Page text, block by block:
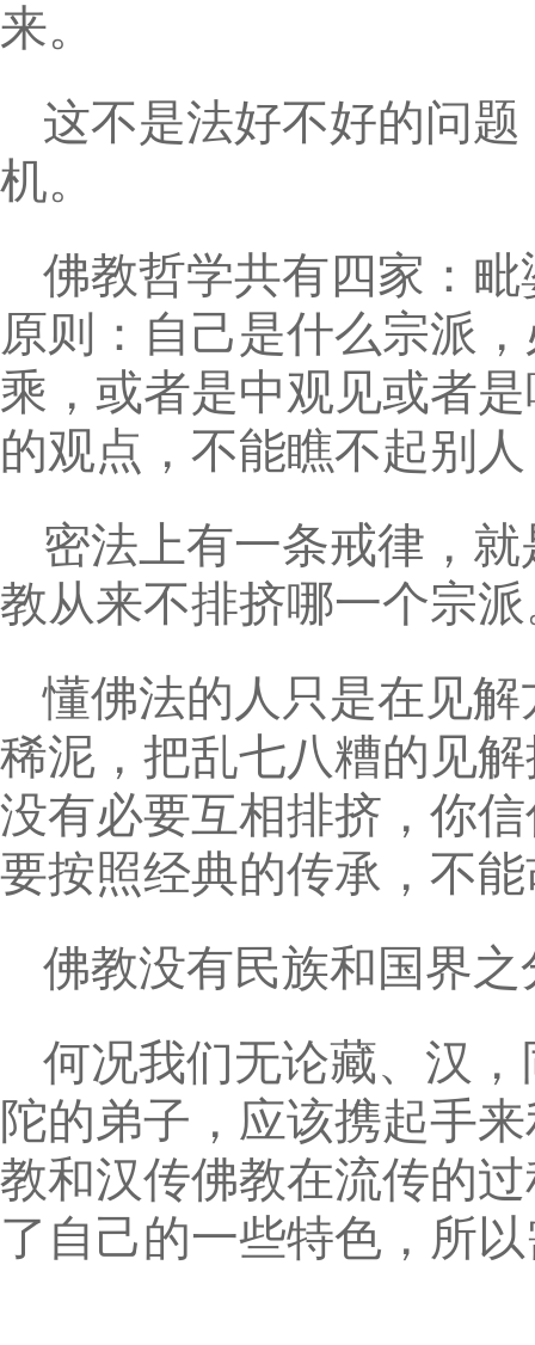
来。
这不是法好不好的问
机。
佛教哲学共有四家：
原则：自己是什么宗派
乘，或者是中观见或者
的观点，不能瞧不起别
密法上有一条戒律，
教从来不排挤哪一个宗
懂佛法的人只是在见
稀泥，把乱七八糟的见
没有必要互相排挤，你
要按照经典的传承，不
佛教没有民族和国界
何况我们无论藏、汉
陀的弟子，应该携起手
教和汉传佛教在流传的
了自己的一些特色，所